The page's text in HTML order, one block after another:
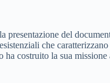
del
che
costruito la sua